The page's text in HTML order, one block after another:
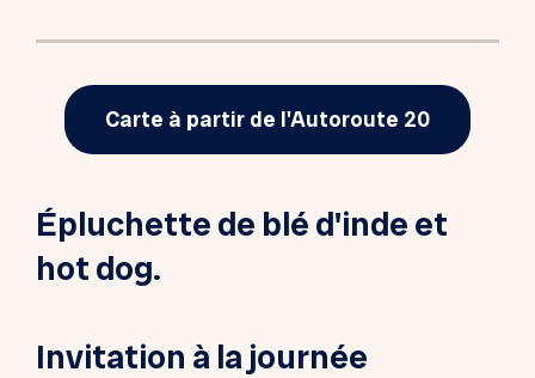
Carte à partir de l'Autoroute 20
Épluchette de blé d'inde et
hot dog.
Invitation à la journée